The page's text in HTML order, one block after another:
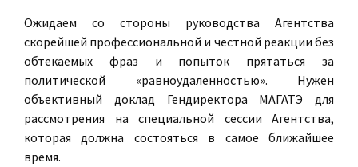
Ожидаем со стороны руководства Агентства
скорейшей профессиональной и честной реакции без
обтекаемых фраз и попыток прятаться за
политической «равноудаленностью». Нужен
объективный доклад Гендиректора МАГАТЭ для
рассмотрения на специальной сессии Агентства,
которая должна состояться в самое ближайшее
время.